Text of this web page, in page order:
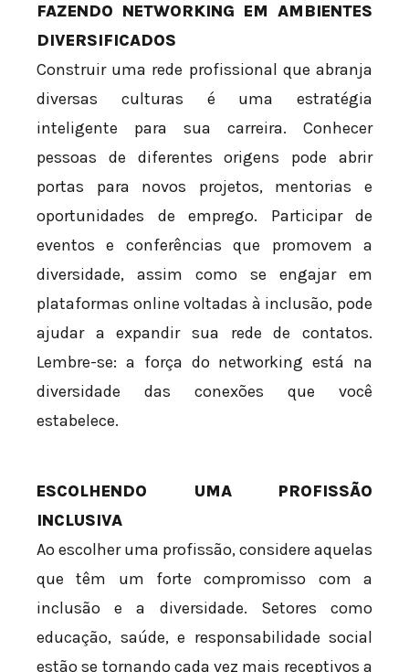
FAZENDO NETWORKING EM AMBIENTES
DIVERSIFICADOS
Construir uma rede profissional que abranja
diversas culturas é uma estratégia
inteligente para sua carreira. Conhecer
pessoas de diferentes origens pode abrir
portas para novos projetos, mentorias e
oportunidades de emprego. Participar de
eventos e conferências que promovem a
diversidade, assim como se engajar em
plataformas online voltadas à inclusão, pode
ajudar a expandir sua rede de contatos.
Lembre-se: a força do networking está na
diversidade das conexões que você
estabelece.
ESCOLHENDO UMA PROFISSÃO
INCLUSIVA
Ao escolher uma profissão, considere aquelas
que têm um forte compromisso com a
inclusão e a diversidade. Setores como
educação, saúde, e responsabilidade social
estão se tornando cada vez mais receptivos a